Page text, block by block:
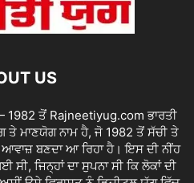
US
1982 ਤੋਂ Rajneetiyug.com ਭਾਰਤੀ
ਤੇ ਮਾਣਯੋਗ ਨਾਮ ਹੈ, ਜੋ 1982 ਤੋਂ ਸੱਚੀ ਤੇ
ਆਵਾਜ਼ ਬਣਦਾ ਆ ਰਿਹਾ ਹੈ। ਇਸ ਦੀ ਨੀਂਹ
ਜਿਨ੍ਹਾਂ ਦਾ ਸੁਪਨਾ ਸੀ ਕਿ ਲੋਕਾਂ ਦੀ